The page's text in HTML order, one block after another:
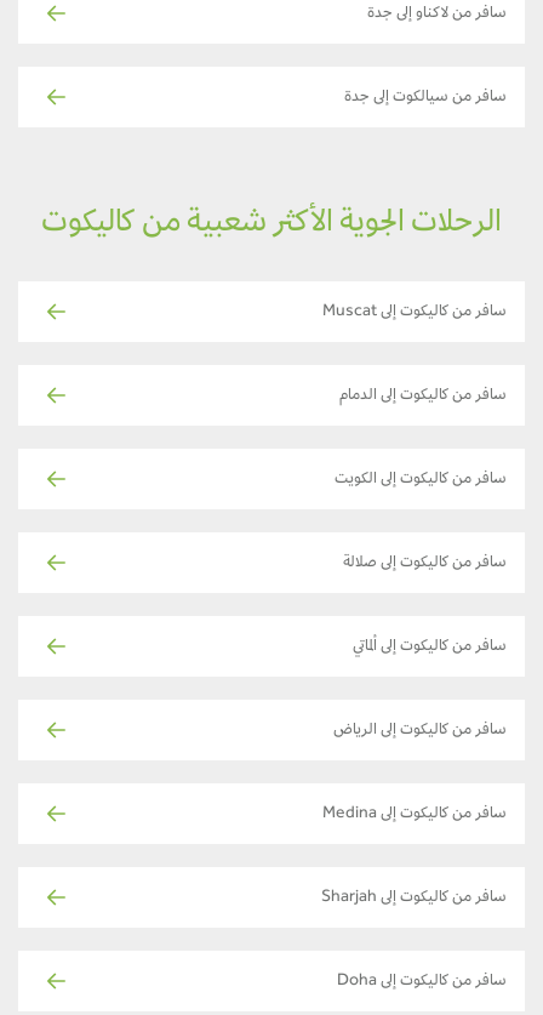
سافر من لاكناو إلى جدة
سافر من سيالكوت إلى جدة
الرحلات الجوية الأكثر شعبية من كاليكوت
سافر من كاليكوت إلى Muscat
سافر من كاليكوت إلى الدمام
سافر من كاليكوت إلى الكويت
سافر من كاليكوت إلى صلالة
سافر من كاليكوت إلى ألماتي
سافر من كاليكوت إلى الرياض
سافر من كاليكوت إلى Medina
سافر من كاليكوت إلى Sharjah
سافر من كاليكوت إلى Doha